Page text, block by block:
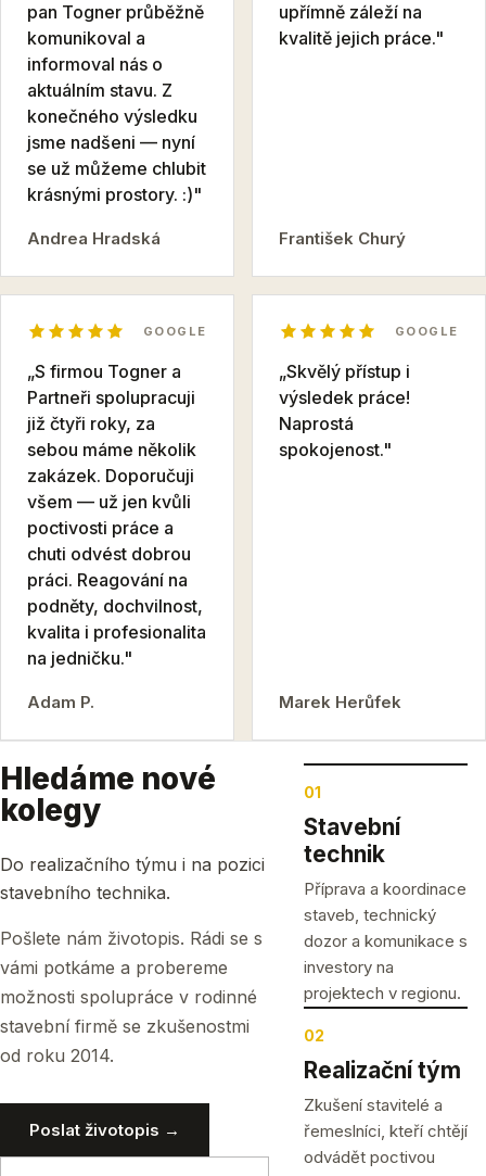
pan Togner průběžně
komunikoval a
informoval nás o
aktuálním stavu. Z
konečného výsledku
jsme nadšeni — nyní
se už můžeme chlubit
krásnými prostory. :)"
Andrea Hradská
upřímně záleží na
kvalitě jejich práce."
František Churý
GOOGLE
„S firmou Togner a
Partneři spolupracuji
již čtyři roky, za
sebou máme několik
zakázek. Doporučuji
všem — už jen kvůli
poctivosti práce a
chuti odvést dobrou
práci. Reagování na
podněty, dochvilnost,
kvalita i profesionalita
na jedničku."
Adam P.
GOOGLE
„Skvělý přístup i
výsledek práce!
Naprostá
spokojenost."
Marek Herůfek
Hledáme nové
kolegy
Do realizačního týmu i na pozici
stavebního technika.
Pošlete nám životopis. Rádi se s
vámi potkáme a probereme
možnosti spolupráce v rodinné
stavební firmě se zkušenostmi
od roku 2014.
Poslat životopis →
01
Stavební
technik
Příprava a koordinace
staveb, technický
dozor a komunikace s
investory na
projektech v regionu.
02
Realizační tým
Zkušení stavitelé a
řemeslníci, kteří chtějí
odvádět poctivou